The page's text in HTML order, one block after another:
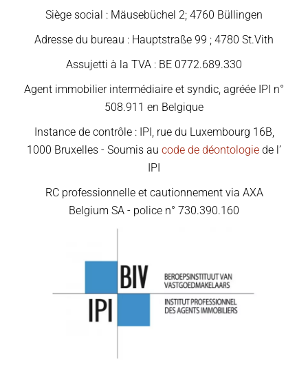
Siège social : Mäusebüchel 2; 4760 Büllingen
Adresse du bureau : Hauptstraße 99 ; 4780 St.Vith
Assujetti à la TVA : BE 0772.689.330
Agent immobilier intermédiaire et syndic, agréée IPI n°
508.911 en Belgique
Instance de contrôle : IPI, rue du Luxembourg 16B,
1000 Bruxelles - Soumis au code de déontologie de l’
IPI
RC professionnelle et cautionnement via AXA
Belgium SA - police n° 730.390.160